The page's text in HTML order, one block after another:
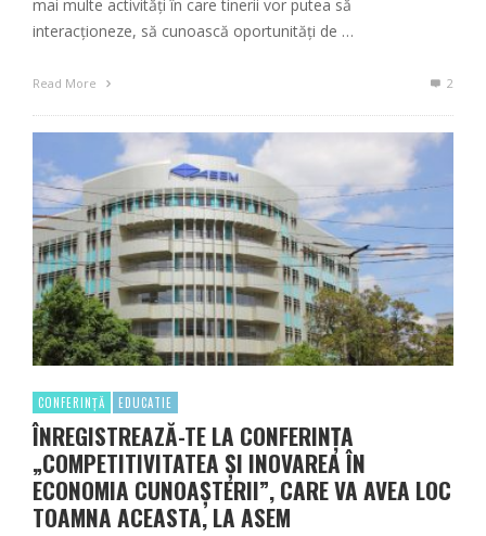
mai multe activități în care tinerii vor putea să
interacționeze, să cunoască oportunități de …
Read More 2
CONFERINȚĂ EDUCATIE
ÎNREGISTREAZĂ-TE LA CONFERINȚA
„COMPETITIVITATEA ŞI INOVAREA ÎN
ECONOMIA CUNOAŞTERII”, CARE VA AVEA LOC
TOAMNA ACEASTA, LA ASEM